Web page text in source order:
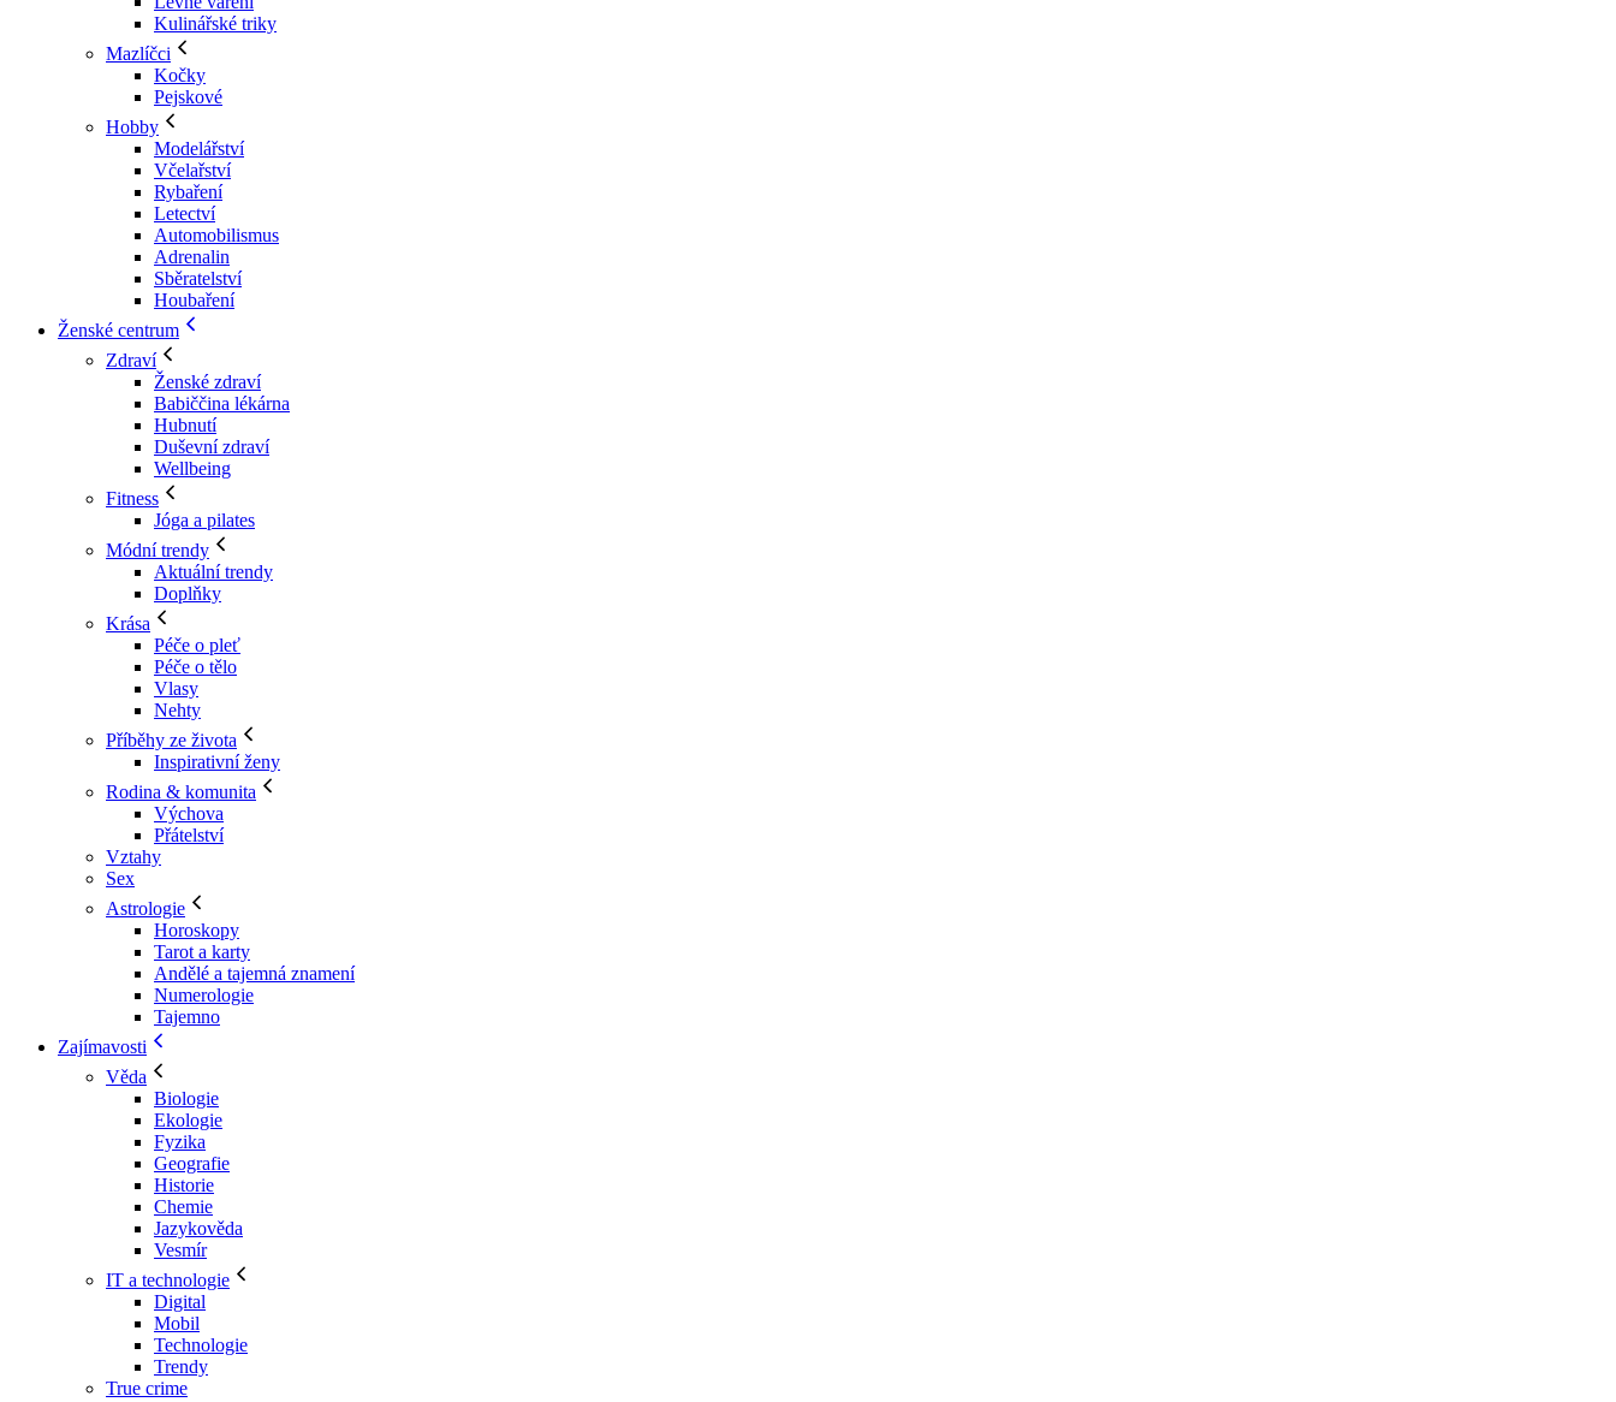
Kulinářské triky
Mazlíčci
Kočky
Pejskové
Hobby
Modelářství
Včelařství
Rybaření
Letectví
Automobilismus
Adrenalin
Sběratelství
Houbaření
Ženské centrum
Zdraví
Ženské zdraví
Babiččina lékárna
Hubnutí
Duševní zdraví
Wellbeing
Fitness
Jóga a pilates
Módní trendy
Aktuální trendy
Doplňky
Krása
Péče o pleť
Péče o tělo
Vlasy
Nehty
Příběhy ze života
Inspirativní ženy
Rodina & komunita
Výchova
Přátelství
Vztahy
Sex
Astrologie
Horoskopy
Tarot a karty
Andělé a tajemná znamení
Numerologie
Tajemno
Zajímavosti
Věda
Biologie
Ekologie
Fyzika
Geografie
Historie
Chemie
Jazykověda
Vesmír
IT a technologie
Digital
Mobil
Technologie
Trendy
True crime